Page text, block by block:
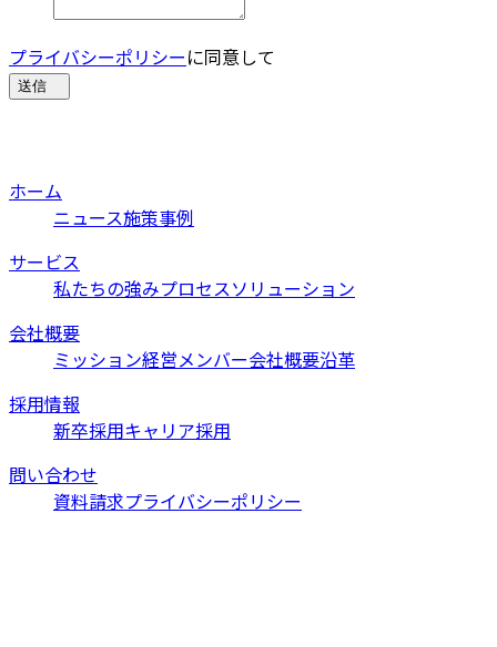
プライバシーポリシーに同意して
送信
ホーム
ニュース施策事例
サービス
私たちの強みプロセスソリューション
会社概要
ミッション経営メンバー会社概要沿革
採用情報
新卒採用キャリア採用
問い合わせ
資料請求プライバシーポリシー